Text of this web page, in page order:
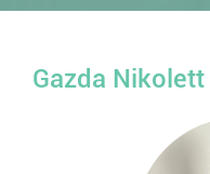
Gazda Nikolett